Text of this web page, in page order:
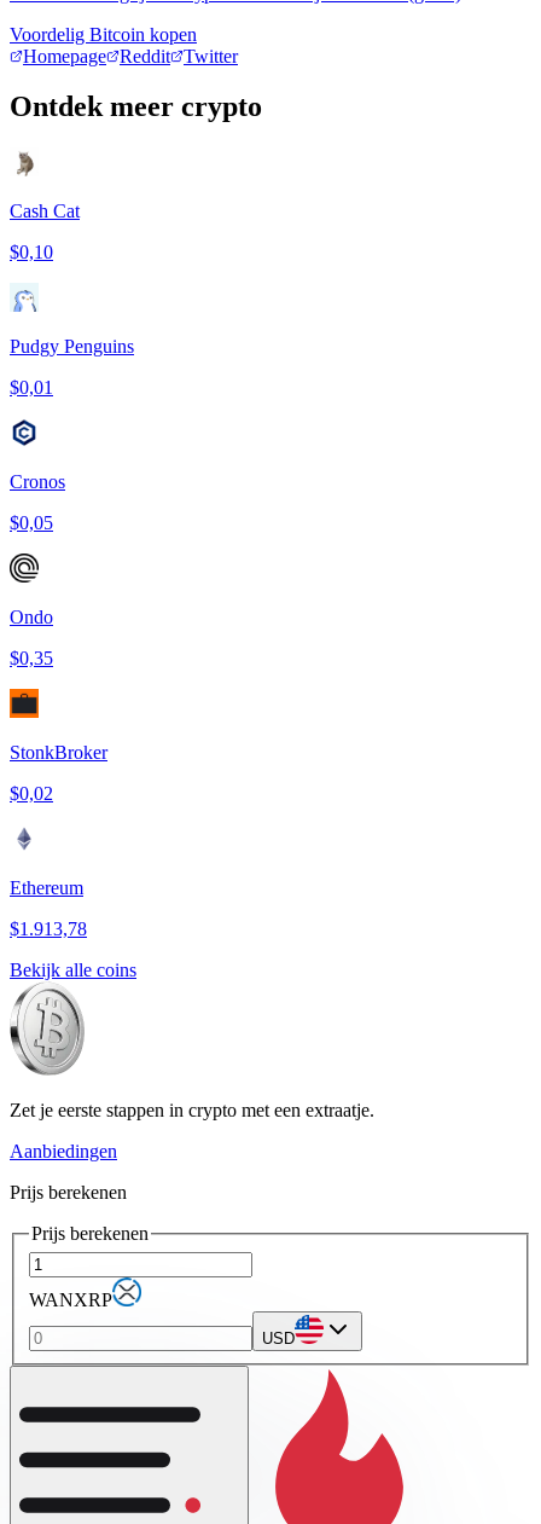
Voordelig Bitcoin kopen
Homepage
Reddit Twitter
Ontdek meer crypto
Cash Cat
$0,10
Pudgy Penguins
$0,01
Cronos
$0,05
Ondo
$0,35
StonkBroker
$0,02
Ethereum
$1.913,78
Bekijk alle coins
Zet je eerste stappen in crypto met een extraatje.
Aanbiedingen
Prijs berekenen
Prijs berekenen
WANXRP
USD